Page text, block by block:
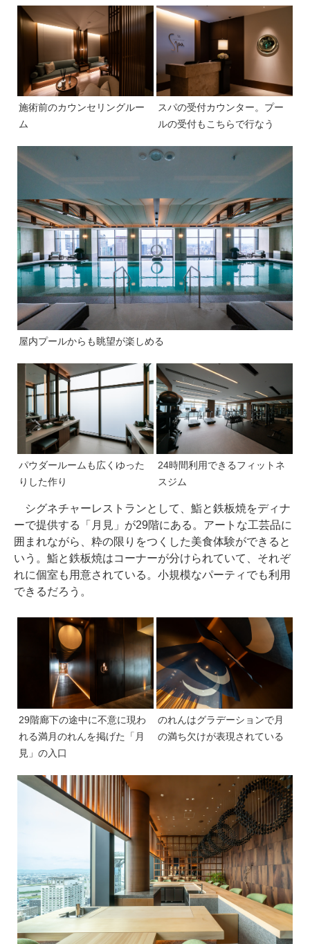
施術前のカウンセリングルー
ム
スパの受付カウンター。プー
ルの受付もこちらで行なう
屋内プールからも眺望が楽しめる
パウダールームも広くゆった
りした作り
24時間利用できるフィットネ
スジム
シグネチャーレストランとして、鮨と鉄板焼をディナ
ーで提供する「月見」が29階にある。アートな工芸品に
囲まれながら、粋の限りをつくした美食体験ができると
いう。鮨と鉄板焼はコーナーが分けられていて、それぞ
れに個室も用意されている。小規模なパーティでも利用
できるだろう。
29階廊下の途中に不意に現わ
れる満月のれんを掲げた「月
見」の入口
のれんはグラデーションで月
の満ち欠けが表現されている